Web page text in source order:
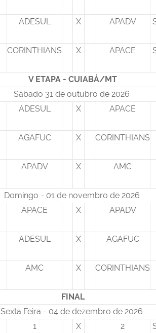
ADESUL X APADV
CORINTHIANS X APACE
V ETAPA - CUIABÁ/MT
Sábado 31 de outubro de 2026
ADESUL X APACE
AGAFUC X CORINTHIANS
APADV X AMC
Domingo - 01 de novembro de 2026
APACE X APADV
ADESUL X AGAFUC
AMC X CORINTHIANS
FINAL
Sexta Feira - 04 de dezembro de 2026
1 X 2